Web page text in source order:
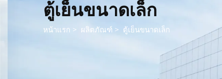
ตู้เย็นขนาดเล็ก
หน้าแรก > ผลิตภัณฑ์ > ตู้เย็นขนาดเล็ก